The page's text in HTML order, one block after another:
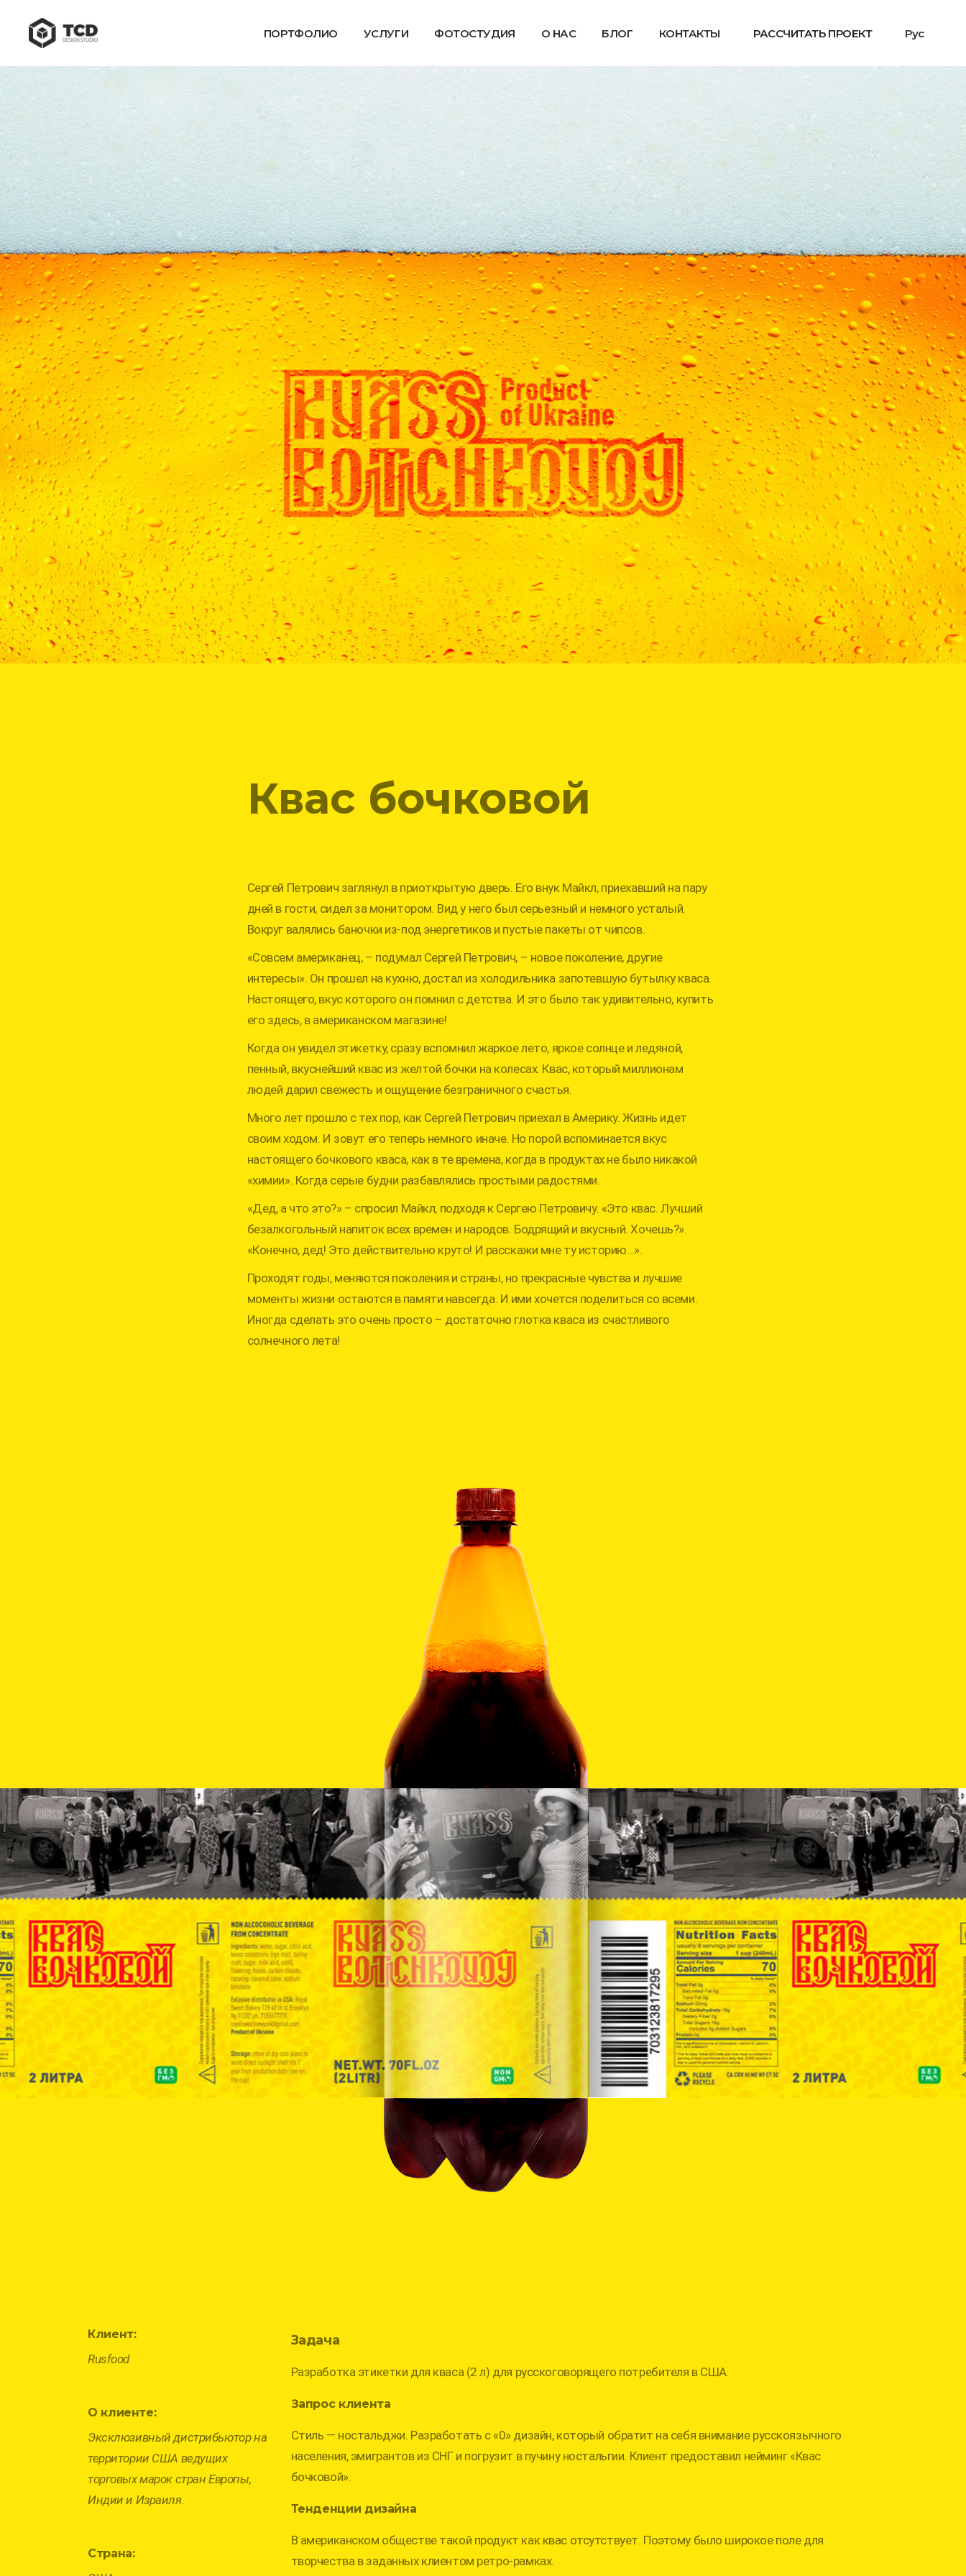
ПОРТФОЛИО УСЛУГИ ФОТОСТУДИЯ О НАС БЛОГ КОНТАКТЫ РАССЧИТАТЬ ПРОЕКТ Рус
Квас бочковой
Сергей Петрович заглянул в приоткрытую дверь. Его внук Майкл, приехавший на пару
дней в гости, сидел за монитором. Вид у него был серьезный и немного усталый.
Вокруг валялись баночки из-под энергетиков и пустые пакеты от чипсов.
«Совсем американец, – подумал Сергей Петрович, – новое поколение, другие
интересы». Он прошел на кухню, достал из холодильника запотевшую бутылку кваса.
Настоящего, вкус которого он помнил с детства. И это было так удивительно, купить
его здесь, в американском магазине!
Когда он увидел этикетку, сразу вспомнил жаркое лето, яркое солнце и ледяной,
пенный, вкуснейший квас из желтой бочки на колесах. Квас, который миллионам
людей дарил свежесть и ощущение безграничного счастья.
Много лет прошло с тех пор, как Сергей Петрович приехал в Америку. Жизнь идет
своим ходом. И зовут его теперь немного иначе. Но порой вспоминается вкус
настоящего бочкового кваса, как в те времена, когда в продуктах не было никакой
«химии». Когда серые будни разбавлялись простыми радостями.
«Дед, а что это?» – спросил Майкл, подходя к Сергею Петровичу. «Это квас. Лучший
безалкогольный напиток всех времен и народов. Бодрящий и вкусный. Хочешь?».
«Конечно, дед! Это действительно круто! И расскажи мне ту историю…».
Проходят годы, меняются поколения и страны, но прекрасные чувства и лучшие
моменты жизни остаются в памяти навсегда. И ими хочется поделиться со всеми.
Иногда сделать это очень просто – достаточно глотка кваса из счастливого
солнечного лета!
Клиент:
Rusfood
О клиенте:
Эксклюзивный дистрибьютор на
территории США ведущих
торговых марок стран Европы,
Индии и Израиля.
Страна:
Задача
Разработка этикетки для кваса (2 л) для русскоговорящего потребителя в США.
Запрос клиента
Стиль — ностальджи. Разработать с «0» дизайн, который обратит на себя внимание русскоязычного
населения, эмигрантов из СНГ и погрузит в пучину ностальгии. Клиент предоставил нейминг «Квас
бочковой».
Тенденции дизайна
В американском обществе такой продукт как квас отсутствует. Поэтому было широкое поле для
творчества в заданных клиентом ретро-рамках.